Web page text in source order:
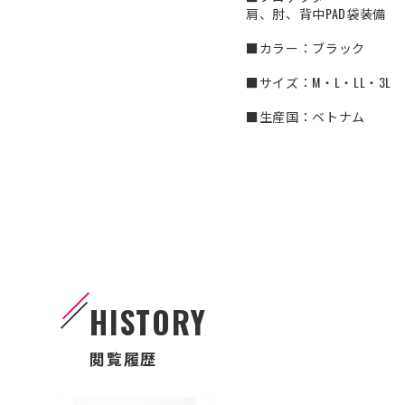
肩、肘、背中PAD袋装備
■カラー：ブラック
■サイズ：M・L・LL・3L
■生産国：ベトナム
HISTORY
閲覧履歴